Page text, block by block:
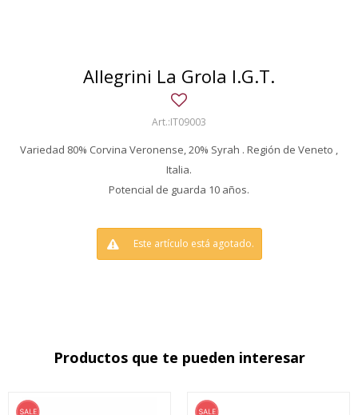
Allegrini La Grola I.G.T.
IT09003
Variedad 80% Corvina Veronense, 20% Syrah . Región de Veneto ,
Italia.
Potencial de guarda 10 años.
Este artículo está agotado.
Productos que te pueden interesar